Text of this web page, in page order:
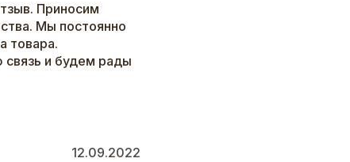
Приносим
Мы постоянно
товара.
и будем рады
12.09.2022